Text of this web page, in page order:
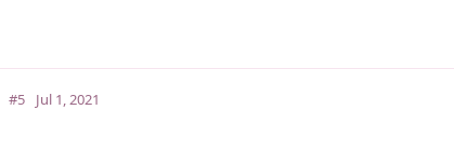
#5 Jul 1, 2021